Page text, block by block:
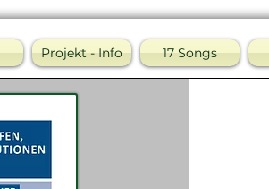
Projekt - Info 17 Songs